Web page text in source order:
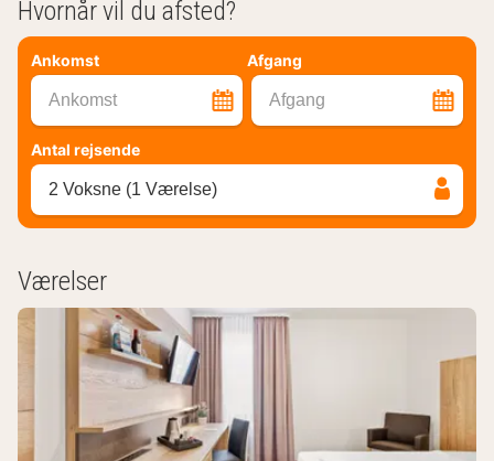
Hvornår vil du afsted?
Ankomst Afgang
Ankomst Afgang
Antal rejsende
2 Voksne (1 Værelse)
Værelser